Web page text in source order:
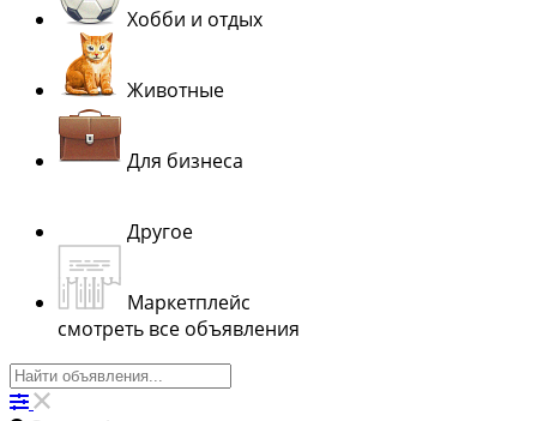
Хобби и отдых
Животные
Для бизнеса
Другое
Маркетплейс
смотреть все объявления